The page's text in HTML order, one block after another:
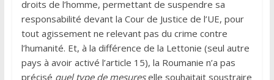
droits de l’homme, permettant de suspendre sa
responsabilité devant la Cour de Justice de l’UE, pour
tout agissement ne relevant pas du crime contre
l’humanité. Et, à la différence de la Lettonie (seul autre
pays à avoir activé l’article 15), la Roumanie n’a pas
précisé quel type de mesureselle souhaitait soustraire